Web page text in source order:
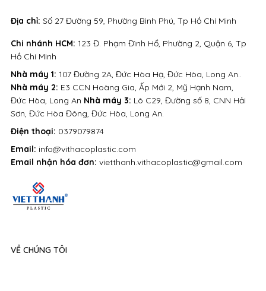
VỀ CHÚNG TÔI
Địa chỉ: Số 27 Đường 59, Phường Bình Phú, Tp Hồ Chí Minh
Điện thoại: 0379079874
Email: info@vithacoplastic.com
Email nhận hóa đơn: vietthanh.vithacoplastic@gmail.com
Nhà máy 1: 107 Đường 2A, Đức Hòa Hạ, Đức Hòa, Long An..
Nhà máy 2: E3 CCN Hoàng Gia, Ấp Mới 2, Mỹ Hạnh Nam,
Đức Hòa, Long An Nhà máy 3: Lô C29, Đường số 8, CNN Hải
Sơn, Đức Hòa Đông, Đức Hòa, Long An.
Chi nhánh HCM: 123 Đ. Phạm Đình Hổ, Phường 2, Quận 6, Tp
Hồ Chí Minh